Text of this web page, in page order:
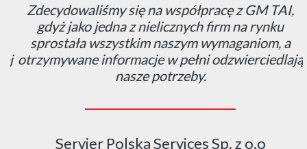
Zdecydowaliśmy się na współpracę z GM TAI,
gdyż jako jedna z nielicznych firm na rynku
sprostała wszystkim naszym wymaganiom, a
otrzymywane informacje w pełni odzwierciedlają
nasze potrzeby.
Servier Polska Services Sp. z o.o